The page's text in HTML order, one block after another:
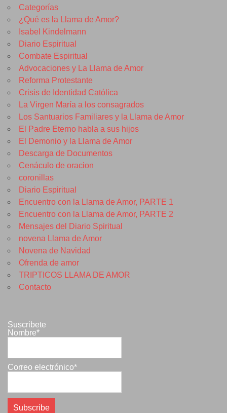
Categorías
¿Qué es la Llama de Amor?
Isabel Kindelmann
Diario Espiritual
Combate Espiritual
Advocaciones y La Llama de Amor
Reforma Protestante
Crisis de Identidad Católica
La Virgen María a los consagrados
Los Santuarios Familiares y la Llama de Amor
El Padre Eterno habla a sus hijos
El Demonio y la Llama de Amor
Descarga de Documentos
Cenáculo de oracion
coronillas
Diario Espiritual
Encuentro con la Llama de Amor, PARTE 1
Encuentro con la Llama de Amor, PARTE 2
Mensajes del Diario Spiritual
novena Llama de Amor
Novena de Navidad
Ofrenda de amor
TRIPTICOS LLAMA DE AMOR
Contacto
Suscribete
Nombre*
Correo electrónico*